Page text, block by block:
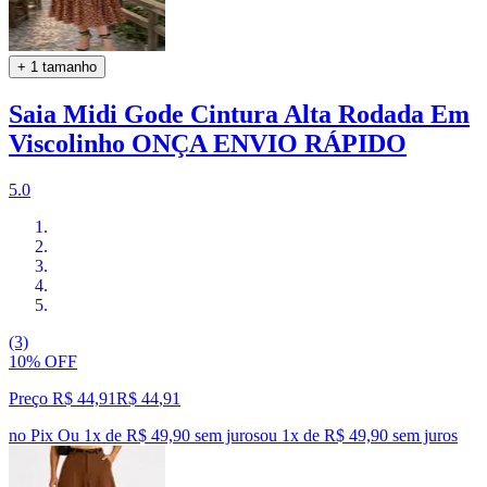
+ 1 tamanho
Saia Midi Gode Cintura Alta Rodada Em
Viscolinho ONÇA ENVIO RÁPIDO
5.0
(3)
10% OFF
Preço R$ 44,91R$ 44,91
no Pix Ou 1x de R$ 49,90 sem jurosou 1x de R$ 49,90 sem juros